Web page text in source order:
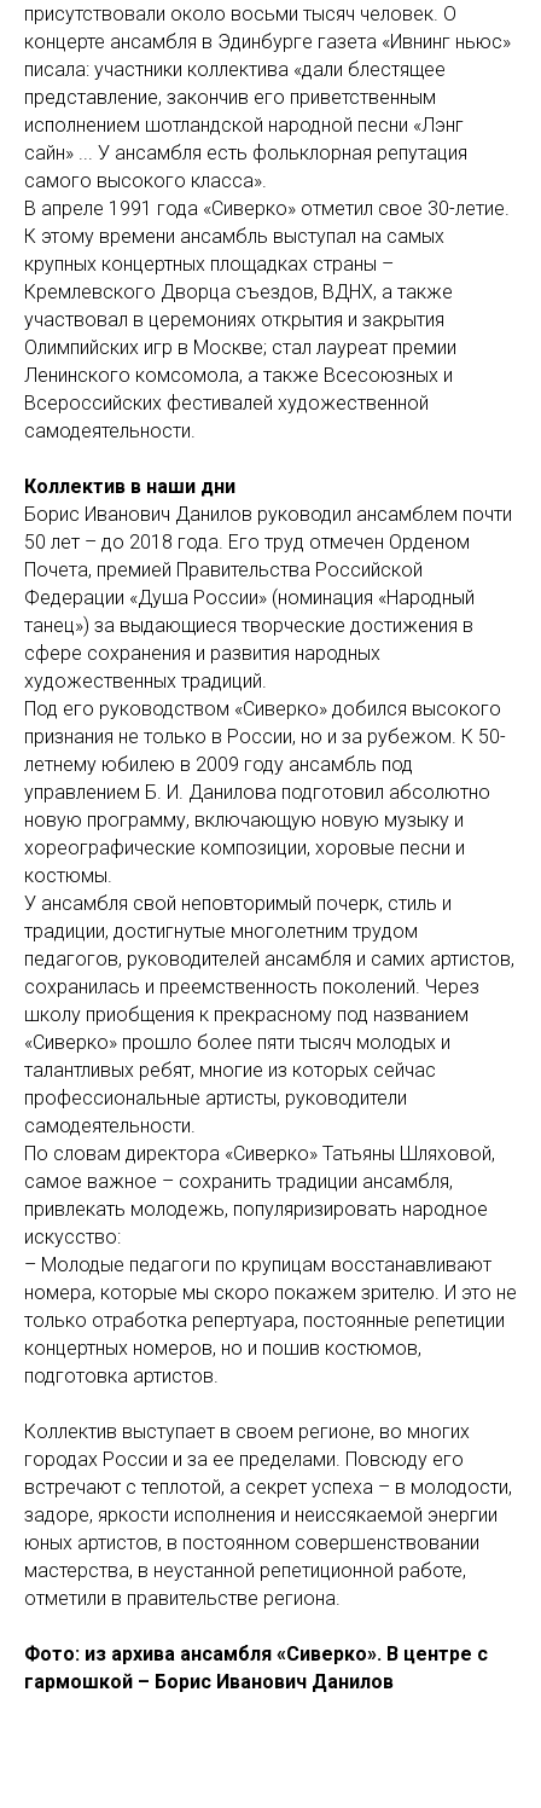
присутствовали около восьми тысяч человек. О
концерте ансамбля в Эдинбурге газета «Ивнинг ньюс»
писала: участники коллектива «дали блестящее
представление, закончив его приветственным
исполнением шотландской народной песни «Лэнг
сайн» ... У ансамбля есть фольклорная репутация
самого высокого класса».
В апреле 1991 года «Сиверко» отметил свое 30-летие.
К этому времени ансамбль выступал на самых
крупных концертных площадках страны –
Кремлевского Дворца съездов, ВДНХ, а также
участвовал в церемониях открытия и закрытия
Олимпийских игр в Москве; стал лауреат премии
Ленинского комсомола, а также Всесоюзных и
Всероссийских фестивалей художественной
самодеятельности.
Коллектив в наши дни
Борис Иванович Данилов руководил ансамблем почти
50 лет – до 2018 года. Его труд отмечен Орденом
Почета, премией Правительства Российской
Федерации «Душа России» (номинация «Народный
танец») за выдающиеся творческие достижения в
сфере сохранения и развития народных
художественных традиций.
Под его руководством «Сиверко» добился высокого
признания не только в России, но и за рубежом. К 50-
летнему юбилею в 2009 году ансамбль под
управлением Б. И. Данилова подготовил абсолютно
новую программу, включающую новую музыку и
хореографические композиции, хоровые песни и
костюмы.
У ансамбля свой неповторимый почерк, стиль и
традиции, достигнутые многолетним трудом
педагогов, руководителей ансамбля и самих артистов,
сохранилась и преемственность поколений. Через
школу приобщения к прекрасному под названием
«Сиверко» прошло более пяти тысяч молодых и
талантливых ребят, многие из которых сейчас
профессиональные артисты, руководители
самодеятельности.
По словам директора «Сиверко» Татьяны Шляховой,
самое важное – сохранить традиции ансамбля,
привлекать молодежь, популяризировать народное
искусство:
– Молодые педагоги по крупицам восстанавливают
номера, которые мы скоро покажем зрителю. И это не
только отработка репертуара, постоянные репетиции
концертных номеров, но и пошив костюмов,
подготовка артистов.
Коллектив выступает в своем регионе, во многих
городах России и за ее пределами. Повсюду его
встречают с теплотой, а секрет успеха – в молодости,
задоре, яркости исполнения и неиссякаемой энергии
юных артистов, в постоянном совершенствовании
мастерства, в неустанной репетиционной работе,
отметили в правительстве региона.
Фото: из архива ансамбля «Сиверко». В центре с
гармошкой – Борис Иванович Данилов